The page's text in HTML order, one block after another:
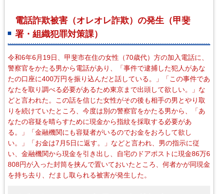
電話詐欺被害（オレオレ詐欺）の発生（甲斐
署・組織犯罪対策課）
令和6年6月19日、甲斐市在住の女性（70歳代）方の加入電話に、
警察官をかたる男から電話があり、「事件で逮捕した犯人があな
たの口座に400万円を振り込んだと話している。」「この事件であ
なたを取り調べる必要があるため東京まで出頭して欲しい。」な
どと言われた。この話を信じた女性がその後も相手の男とやり取
りを続けていたところ、今度は別の警察官をかたる男から、「あ
なたの容疑を晴らすために現金から指紋を採取する必要があ
る。」「金融機関にも容疑者がいるのでお金をおろして欲し
い。」「お金は7月5日に返す。」などと言われ、男の指示に従
い、金融機関から現金を引き出し、自宅のドアポストに現金86万6
808円が入った封筒を挟んで置いておいたところ、何者かが同現金
を持ち去り、だまし取られる被害が発生した。